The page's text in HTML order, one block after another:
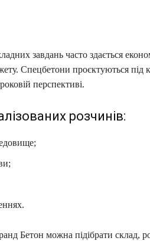
завдань часто здається
Спецбетони проєктуються під
перспективі.
розчинів:
Бетон можна підібрати склад,